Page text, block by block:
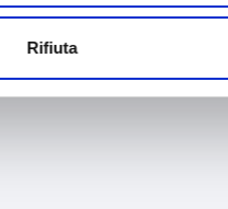
Rifiuta